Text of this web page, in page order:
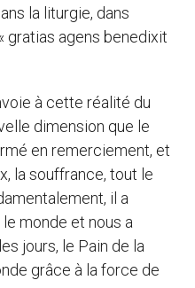
la liturgie, dans
gratias agens benedixit
à cette réalité du
dimension que le
en remerciement, et
la souffrance, tout le
il a
monde et nous a
jours, le Pain de la
grâce à la force de